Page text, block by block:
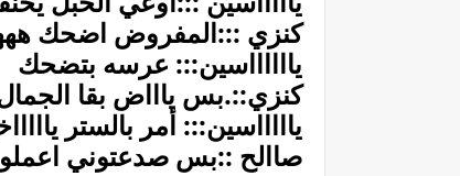
كنزي :::المفروض اضحك
يااااااسين::: عرسه بتضحك
كنزي::.بس ياااض بقا الجمال
ياااااسين::: أمر بالستر
صاالح ::بس صدعتوني